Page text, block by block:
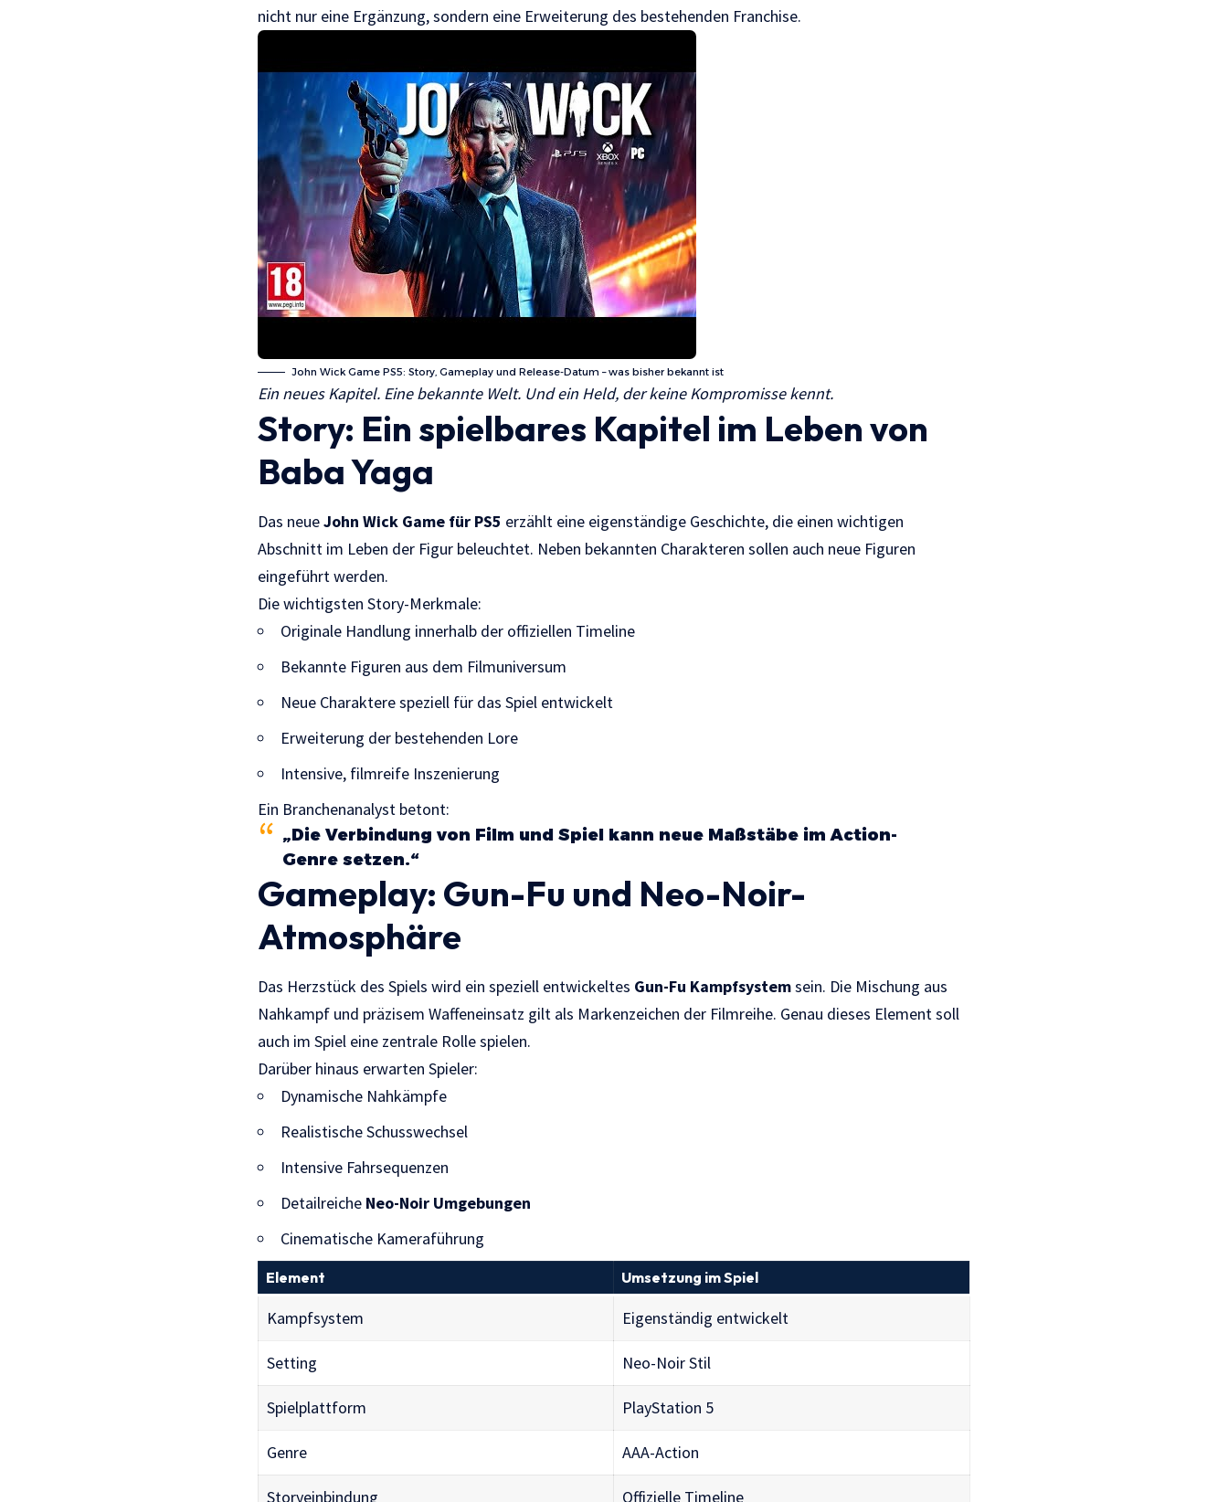
nicht nur eine Ergänzung, sondern eine Erweiterung des bestehenden Franchise.
John Wick Game PS5: Story, Gameplay und Release-Datum – was bisher bekannt ist
Ein neues Kapitel. Eine bekannte Welt. Und ein Held, der keine Kompromisse kennt.
Story: Ein spielbares Kapitel im Leben von
Baba Yaga
Das neueJohn Wick Game für PS5 erzählt eine eigenständige Geschichte, die einen wichtigen
Abschnitt im Leben der Figur beleuchtet. Neben bekannten Charakteren sollen auch neue Figuren
eingeführt werden.
Die wichtigsten Story-Merkmale:
Originale Handlung innerhalb der offiziellen Timeline
Bekannte Figuren aus dem Filmuniversum
Neue Charaktere speziell für das Spiel entwickelt
Erweiterung der bestehenden Lore
Intensive, filmreife Inszenierung
Ein Branchenanalyst betont:
„Die Verbindung von Film und Spiel kann neue Maßstäbe im Action-
Genre setzen.“
Gameplay: Gun-Fu und Neo-Noir-
Atmosphäre
Das Herzstück des Spiels wird ein speziell entwickeltes Gun-Fu Kampfsystemsein. Die Mischung aus
Nahkampf und präzisem Waffeneinsatz gilt als Markenzeichen der Filmreihe. Genau dieses Element soll
auch im Spiel eine zentrale Rolle spielen.
Darüber hinaus erwarten Spieler:
Dynamische Nahkämpfe
Realistische Schusswechsel
Intensive Fahrsequenzen
Detailreiche Neo-Noir Umgebungen
Cinematische Kameraführung
Element Umsetzung im Spiel
Kampfsystem Eigenständig entwickelt
Setting Neo-Noir Stil
Spielplattform PlayStation 5
Genre AAA-Action
Storyeinbindung Offizielle Timeline